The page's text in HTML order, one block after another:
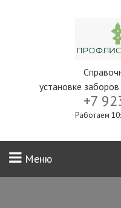
установке заборов
+7
Работаем
Меню